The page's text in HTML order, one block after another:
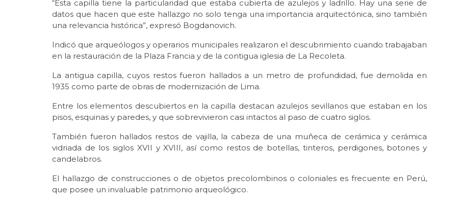
“Esta capilla tiene la particularidad que estaba cubierta de azulejos y ladrillo. Hay una serie de
datos que hacen que este hallazgo no solo tenga una importancia arquitectónica, sino también
una relevancia histórica”, expresó Bogdanovich.
Indicó que arqueólogos y operarios municipales realizaron el descubrimiento cuando trabajaban
en la restauración de la Plaza Francia y de la contigua iglesia de La Recoleta.
La antigua capilla, cuyos restos fueron hallados a un metro de profundidad, fue demolida en
1935 como parte de obras de modernización de Lima.
Entre los elementos descubiertos en la capilla destacan azulejos sevillanos que estaban en los
pisos, esquinas y paredes, y que sobrevivieron casi intactos al paso de cuatro siglos.
También fueron hallados restos de vajilla, la cabeza de una muñeca de cerámica y cerámica
vidriada de los siglos XVII y XVIII, así como restos de botellas, tinteros, perdigones, botones y
candelabros.
El hallazgo de construcciones o de objetos precolombinos o coloniales es frecuente en Perú,
que posee un invaluable patrimonio arqueológico.